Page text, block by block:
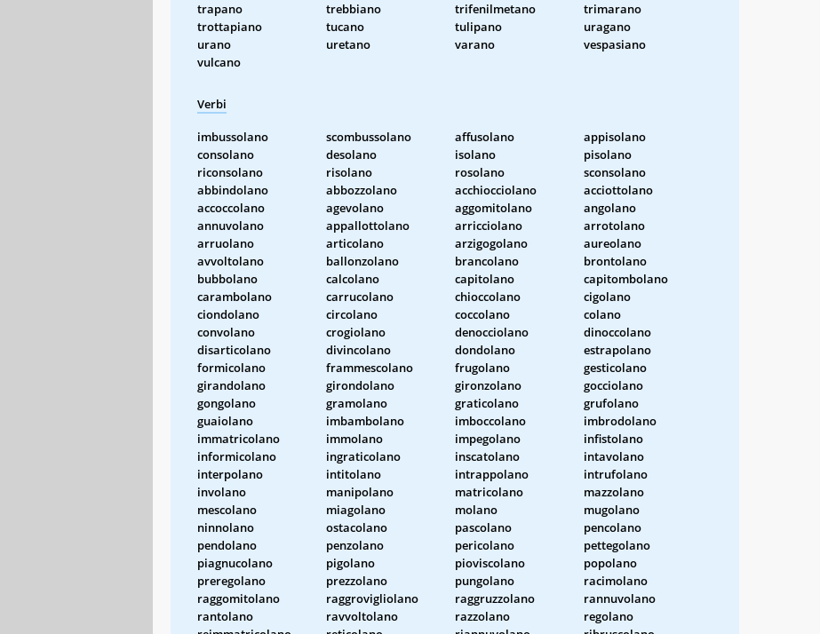
trapano
trebbiano trifenilmetano
trimarano
trottapiano
tucano tulipano
uragano
urano
uretano varano
vespasiano
vulcano
Verbi
imbussolano scombussolano affusolano
appisolano
consolano
desolano isolano
pisolano
riconsolano
risolano rosolano
sconsolano
abbindolano
abbozzolano acchiocciolano
acciottolano
accoccolano
agevolano aggomitolano
angolano
annuvolano
appallottolano arricciolano
arrotolano
arruolano
articolano arzigogolano
aureolano
avvoltolano
ballonzolano brancolano
brontolano
bubbolano
calcolano capitolano
capitombolano
carambolano
carrucolano chioccolano
cigolano
ciondolano
circolano coccolano
colano
convolano
crogiolano denocciolano
dinoccolano
disarticolano
divincolano dondolano
estrapolano
formicolano
frammescolano frugolano
gesticolano
girandolano
girondolano gironzolano
gocciolano
gongolano
gramolano graticolano
grufolano
guaiolano
imbambolano imboccolano
imbrodolano
immatricolano
immolano impegolano
infistolano
informicolano
ingraticolano inscatolano
intavolano
interpolano
intitolano intrappolano
intrufolano
involano
manipolano matricolano
mazzolano
mescolano
miagolano molano
mugolano
ninnolano
ostacolano pascolano
pencolano
pendolano
penzolano pericolano
pettegolano
piagnucolano
pigolano pioviscolano
popolano
preregolano
prezzolano pungolano
racimolano
raggomitolano
raggrovigliolano raggruzzolano
rannuvolano
rantolano
ravvoltolano razzolano
regolano